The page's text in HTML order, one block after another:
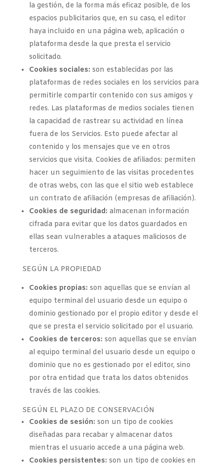
la gestión, de la forma más eficaz posible, de los
espacios publicitarios que, en su caso, el editor
haya incluido en una página web, aplicación o
plataforma desde la que presta el servicio
solicitado.
Cookies sociales: son establecidas por las
plataformas de redes sociales en los servicios para
permitirle compartir contenido con sus amigos y
redes. Las plataformas de medios sociales tienen
la capacidad de rastrear su actividad en línea
fuera de los Servicios. Esto puede afectar al
contenido y los mensajes que ve en otros
servicios que visita. Cookies de afiliados: permiten
hacer un seguimiento de las visitas procedentes
de otras webs, con las que el sitio web establece
un contrato de afiliación (empresas de afiliación).
Cookies de seguridad: almacenan información
cifrada para evitar que los datos guardados en
ellas sean vulnerables a ataques maliciosos de
terceros.
SEGÚN LA PROPIEDAD
Cookies propias: son aquellas que se envían al
equipo terminal del usuario desde un equipo o
dominio gestionado por el propio editor y desde el
que se presta el servicio solicitado por el usuario.
Cookies de terceros: son aquellas que se envían
al equipo terminal del usuario desde un equipo o
dominio que no es gestionado por el editor, sino
por otra entidad que trata los datos obtenidos
través de las cookies.
SEGÚN EL PLAZO DE CONSERVACIÓN
Cookies de sesión: son un tipo de cookies
diseñadas para recabar y almacenar datos
mientras el usuario accede a una página web.
Cookies persistentes: son un tipo de cookies en